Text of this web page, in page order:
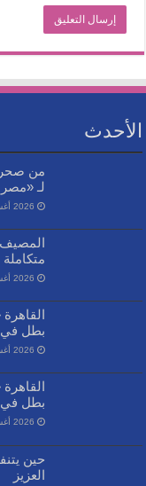
الأحدث
من
لـ
2026 أغسطس 09
متكاملة
2026 أغسطس 06
بطل في
2026 أغسطس 05
بطل في
2026 أغسطس 04
حين
العزيز